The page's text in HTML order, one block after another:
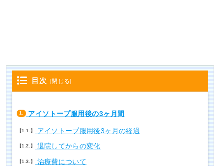
目次 [閉じる]
1. アイソトープ服用後の3ヶ月間
1.1. アイソトープ服用後3ヶ月の経過
1.2. 退院してからの変化
1.3. 治療費について